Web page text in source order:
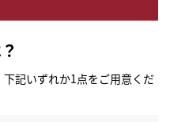
下記いずれか1点をご用意くだ